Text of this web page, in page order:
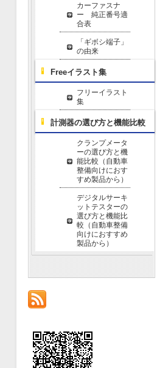
カーファスナ
ー 純正番号適
合表
「ギボシ端子」
の由来
Freeイラスト集
フリーイラスト
集
計測器の選び方と機能比較
クランプメータ
ーの選び方と機
能比較（自動車
整備向けにおす
すめ製品から）
デジタルサーキ
ットテスターの
選び方と機能比
較（自動車整備
向けにおすすめ
製品から）